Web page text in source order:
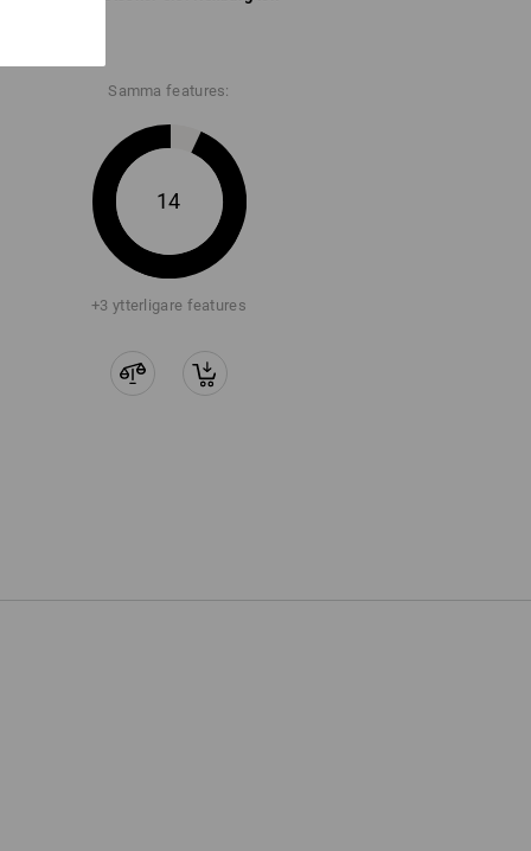
Samma features:
14
+3 ytterligare features